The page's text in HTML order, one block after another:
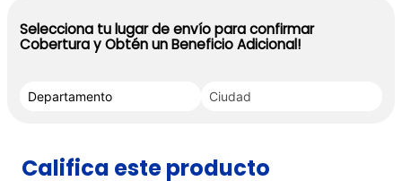
Selecciona tu lugar de envío para confirmar
Cobertura y Obtén un Beneficio Adicional!